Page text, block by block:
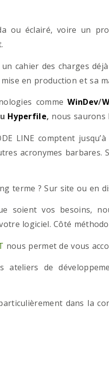
ou éclairé, voire un
cahier des charges
en production et sa
commeWinDev/
Hyperfile, nous
LINE comptent
acronymes
terme ? Sur site ou en
soient vos besoins,
logiciel. Côté
nous permet de vous
ateliers de
dans la